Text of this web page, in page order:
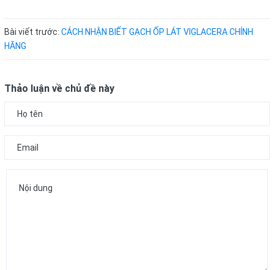
Bài viết trước: CÁCH NHẬN BIẾT GẠCH ỐP LÁT VIGLACERA CHÍNH
HÃNG
Thảo luận về chủ đề này